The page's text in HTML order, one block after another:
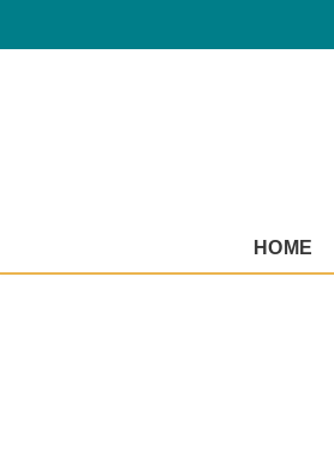
HOME